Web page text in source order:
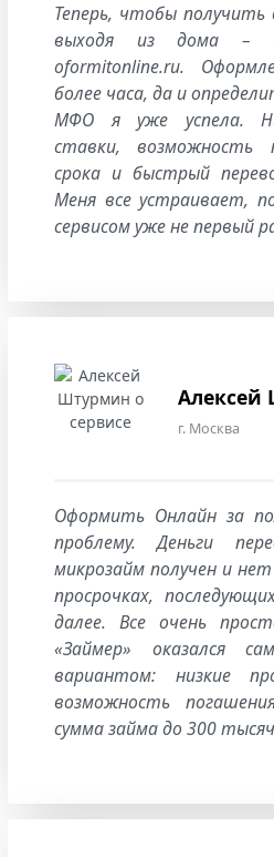
Теперь, чтобы
выходя из дома –
oformitonline.ru.
более часа, да и
МФО я уже успела.
ставки, возможность
срока и быстрый
Меня все устраивает,
сервисом уже не первый
г. Москва
Оформить Онлайн за
проблему. Деньги
микрозайм получен и
просрочках,
далее. Все очень
«Займер» оказался
вариантом: низкие
возможность
сумма займа до 300